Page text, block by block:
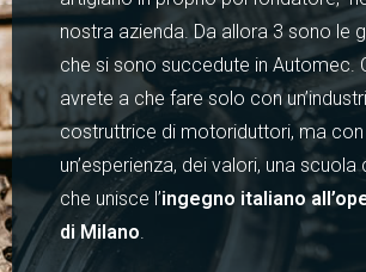
nostra azienda. Da allora 3 sono le
che si sono succedute in Automec.
avrete a che fare solo con
costruttrice di motoriduttori, ma con
un’esperienza, dei valori, una scuola
che unisce l’ingegno italiano
di Milano.